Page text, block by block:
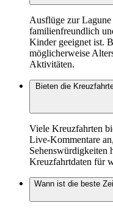
Ausflüge zur
familienfreundlich
Kinder geeignet ist.
möglicherweise
Aktivitäten.
Bieten die
Viele Kreuzfahrten
Live-Kommentare
Sehenswürdigkeiten
Kreuzfahrtdaten für
Wann ist die beste